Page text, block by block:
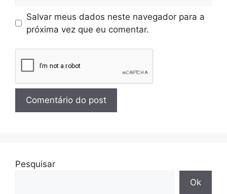
Salvar meus dados neste navegador para a
próxima vez que eu comentar.
Pesquisar
Ok